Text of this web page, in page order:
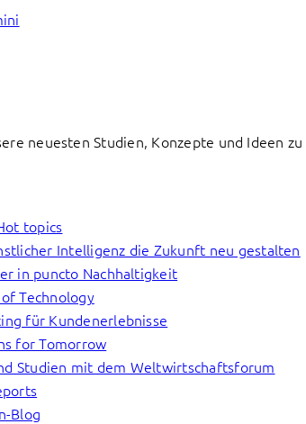
neuesten Studien, Konzepte und Ideen
topics
Intelligenz die Zukunft neu gestalten
in puncto Nachhaltigkeit
Technology
für Kundenerlebnisse
for Tomorrow
Studien mit dem Weltwirtschaftsforum
Blog